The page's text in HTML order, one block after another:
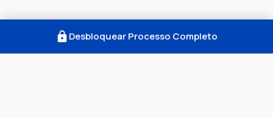
Desbloquear Processo Completo